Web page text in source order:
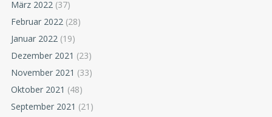
März 2022 (37)
Februar 2022 (28)
Januar 2022 (19)
Dezember 2021 (23)
November 2021 (33)
Oktober 2021 (48)
September 2021 (21)